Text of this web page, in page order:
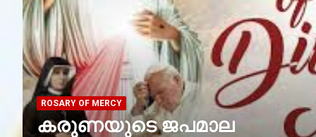
ROSARY OF MERCY
കരുണയുടെ ജപമാല